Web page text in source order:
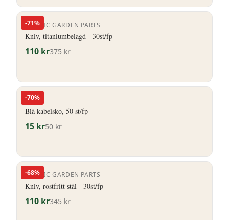
-71%
NORDIC GARDEN PARTS
Kniv, titaniumbelagd - 30st/fp
110 kr375kr
-70%
HERO
Blå kabelsko, 50 st/fp
15 kr50kr
-68%
NORDIC GARDEN PARTS
Kniv, rostfritt stål - 30st/fp
110 kr345kr